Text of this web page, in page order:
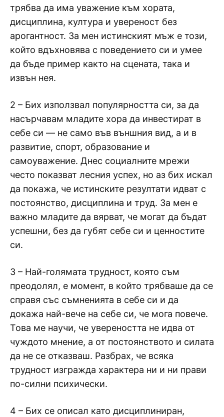
трябва да има уважение към хората,
дисциплина, култура и увереност без
арогантност. За мен истинският мъж е този,
който вдъхновява с поведението си и умее
да бъде пример както на сцената, така и
извън нея.
2 – Бих използвал популярността си, за да
насърчавам младите хора да инвестират в
себе си — не само във външния вид, а и в
развитие, спорт, образование и
самоуважение. Днес социалните мрежи
често показват лесния успех, но аз бих искал
да покажа, че истинските резултати идват с
постоянство, дисциплина и труд. За мен е
важно младите да вярват, че могат да бъдат
успешни, без да губят себе си и ценностите
си.
3 – Най-голямата трудност, която съм
преодолял, е момент, в който трябваше да се
справя със съмненията в себе си и да
докажа най-вече на себе си, че мога повече.
Това ме научи, че увереността не идва от
чуждото мнение, а от постоянството и силата
да не се отказваш. Разбрах, че всяка
трудност изгражда характера ни и ни прави
по-силни психически.
4 – Бих се описал като дисциплиниран,